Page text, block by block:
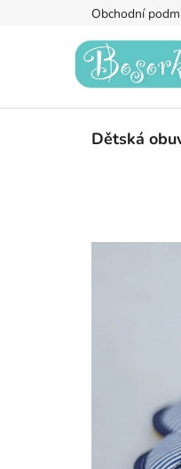
Obchodní
Dětská